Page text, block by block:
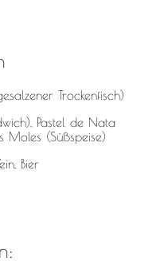
Trockenfisch)
Pastel de Nata
Moles (Süßspeise)
Bier